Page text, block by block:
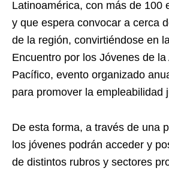
Latinoamérica, con más de 100
y que espera convocar a cerca
de la región, convirtiéndose en
Encuentro por los Jóvenes de la
Pacífico, evento organizado
para promover la empleabilidad
De esta forma, a través de una
los jóvenes podrán acceder y
de distintos rubros y sectores